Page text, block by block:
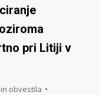
pri Litiji v
obvestila